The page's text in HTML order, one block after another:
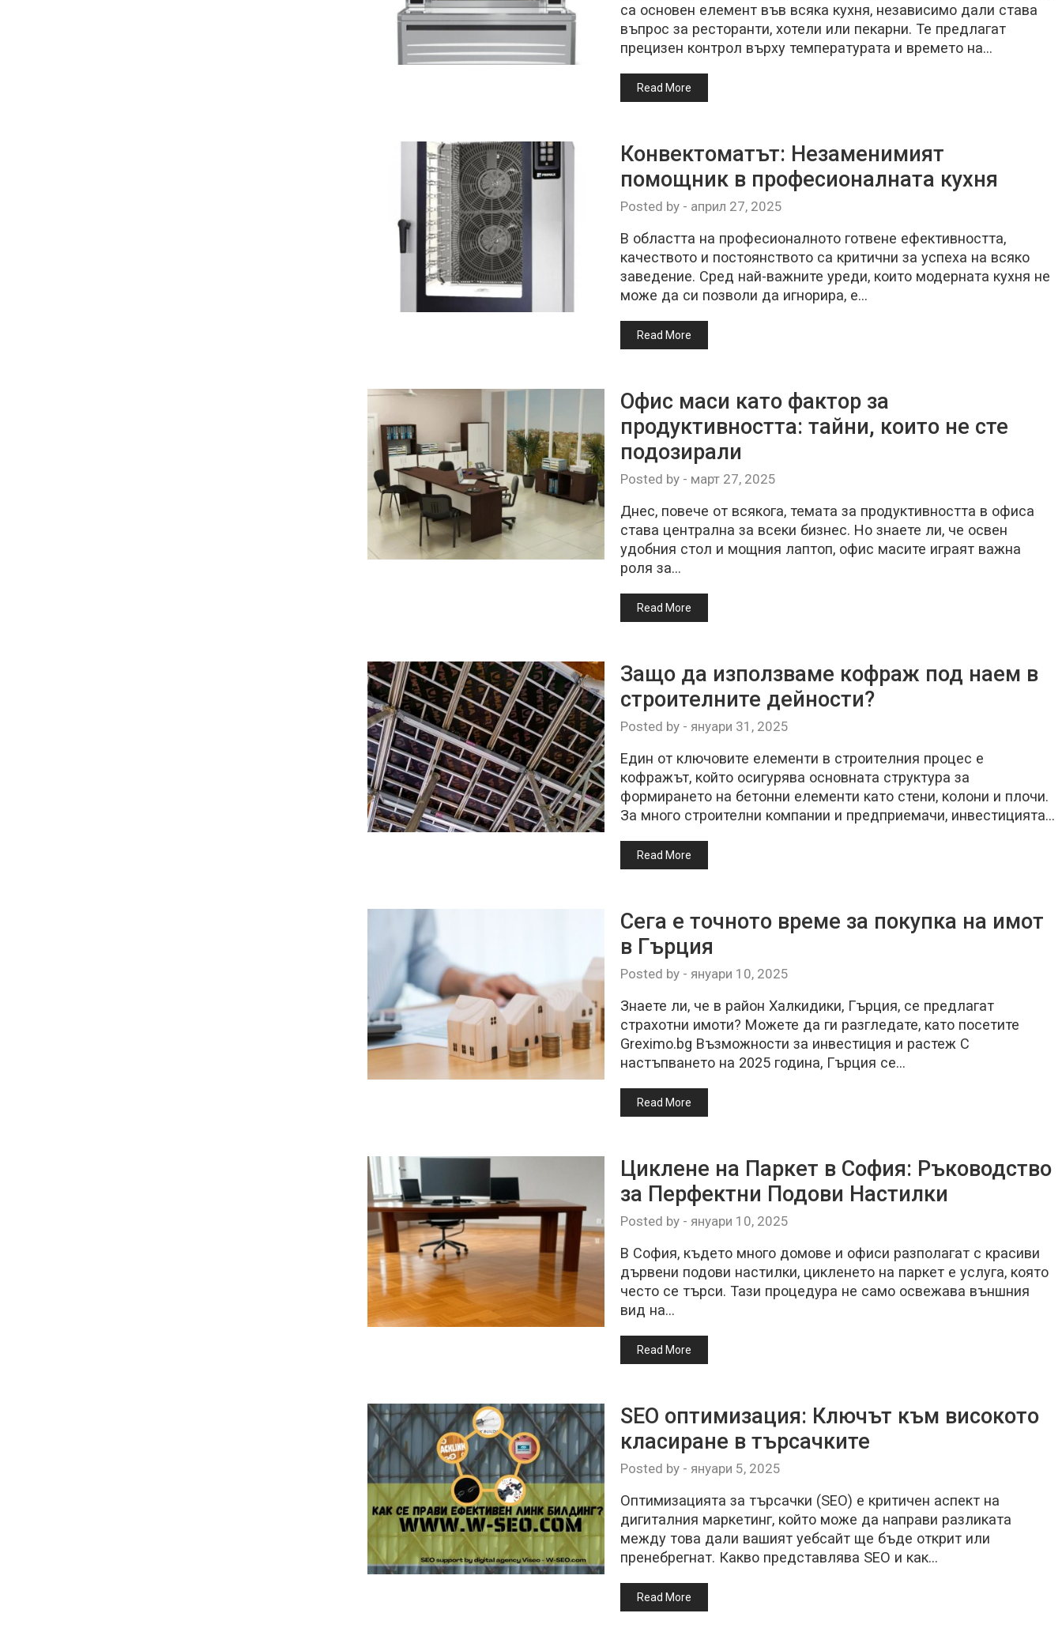
са основен елемент във всяка кухня, независимо дали става
въпрос за ресторанти, хотели или пекарни. Те предлагат
прецизен контрол върху температурата и времето на…
Read More
Конвектоматът: Незаменимият
помощник в професионалната кухня
Posted by - април 27, 2025
В областта на професионалното готвене ефективността,
качеството и постоянството са критични за успеха на всяко
заведение. Сред най-важните уреди, които модерната кухня не
може да си позволи да игнорира, е…
Read More
Офис маси като фактор за
продуктивността: тайни, които не сте
подозирали
Posted by - март 27, 2025
Днес, повече от всякога, темата за продуктивността в офиса
става централна за всеки бизнес. Но знаете ли, че освен
удобния стол и мощния лаптоп, офис масите играят важна
роля за…
Read More
Защо да използваме кофраж под наем в
строителните дейности?
Posted by - януари 31, 2025
Един от ключовите елементи в строителния процес е
кофражът, който осигурява основната структура за
формирането на бетонни елементи като стени, колони и плочи.
За много строителни компании и предприемачи, инвестицията…
Read More
Сега е точното време за покупка на имот
в Гърция
Posted by - януари 10, 2025
Знаете ли, че в район Халкидики, Гърция, се предлагат
страхотни имоти? Можете да ги разгледате, като посетите
Greximo.bg Възможности за инвестиция и растеж С
настъпването на 2025 година, Гърция се…
Read More
Циклене на Паркет в София: Ръководство
за Перфектни Подови Настилки
Posted by - януари 10, 2025
В София, където много домове и офиси разполагат с красиви
дървени подови настилки, цикленето на паркет е услуга, която
често се търси. Тази процедура не само освежава външния
вид на…
Read More
SEO оптимизация: Ключът към високото
класиране в търсачките
Posted by - януари 5, 2025
Оптимизацията за търсачки (SEO) е критичен аспект на
дигиталния маркетинг, който може да направи разликата
между това дали вашият уебсайт ще бъде открит или
пренебрегнат. Какво представлява SEO и как…
Read More